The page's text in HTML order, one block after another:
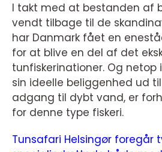
I takt med at bestanden af
vendt tilbage til de
har Danmark fået en
for at blive en del af det
tunfiskerinationer. Og netop
sin ideelle beliggenhed ud
adgang til dybt vand, er
for denne type fiskeri.
Tunsafari Helsingør foregår